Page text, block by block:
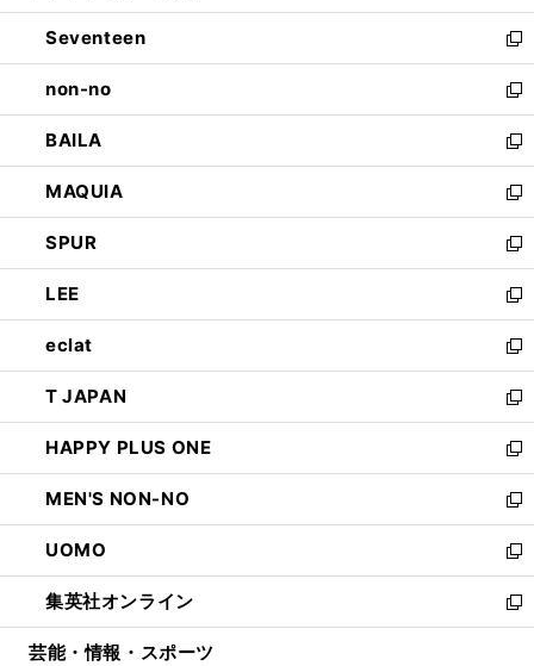
開
く
ウ
で
開
く
ン
ド
ウ
で
開
く
Seventeen
新
し
い
ウ
ィ
ン
ド
ウ
で
開
く
non-no
新
し
い
ウ
ィ
ン
ド
ウ
で
開
く
BAILA
新
し
い
ウ
ィ
ン
ド
ウ
で
開
く
MAQUIA
新
し
い
ウ
ィ
ン
ド
ウ
で
開
く
SPUR
新
し
い
ウ
ィ
ン
ド
ウ
で
開
く
LEE
新
し
い
ウ
ィ
ン
ド
ウ
で
開
く
eclat
新
し
い
ウ
ィ
ン
ド
ウ
で
開
く
T JAPAN
新
し
い
ウ
ィ
ン
ド
ウ
で
開
HAPPY PLUS ONE
新
し
い
ウ
ィ
ン
ド
ウ
MEN'S NON-NO
新
し
い
ウ
ィ
ン
UOMO
新
し
い
ウ
集英社オンライン
新
し
芸能・情報・スポーツ